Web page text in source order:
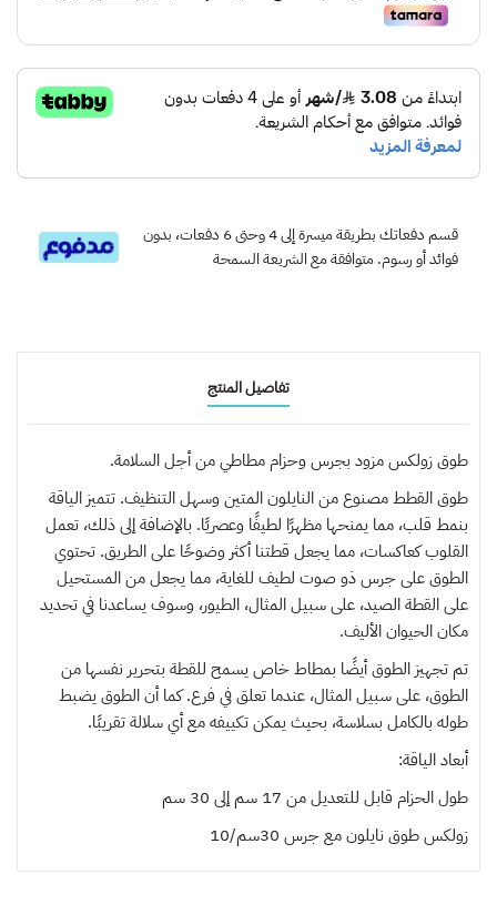
قسم دفعاتك بطريقة ميسرة إلى 4 وحتى 6 دفعات، بدون
فوائد أو رسوم. متوافقة مع الشريعة السمحة
تفاصيل المنتج
طوق زولكس مزود بجرس وحزام مطاطي من أجل السلامة.
طوق القطط مصنوع من النايلون المتين وسهل التنظيف. تتميز الياقة
بنمط قلب، مما يمنحها مظهرًا لطيفًا وعصريًا. بالإضافة إلى ذلك، تعمل
القلوب كعاكسات، مما يجعل قطتنا أكثر وضوحًا على الطريق. تحتوي
الطوق على جرس ذو صوت لطيف للغاية، مما يجعل من المستحيل
على القطة الصيد، على سبيل المثال، الطيور، وسوف يساعدنا في تحديد
مكان الحيوان الأليف.
تم تجهيز الطوق أيضًا بمطاط خاص يسمح للقطة بتحرير نفسها من
الطوق، على سبيل المثال، عندما تعلق في فرع. كما أن الطوق يضبط
طوله بالكامل بسلاسة، بحيث يمكن تكييفه مع أي سلالة تقريبًا.
أبعاد الياقة:
طول الحزام قابل للتعديل من 17 سم إلى 30 سم
زولكس طوق نايلون مع جرس 30سم/10